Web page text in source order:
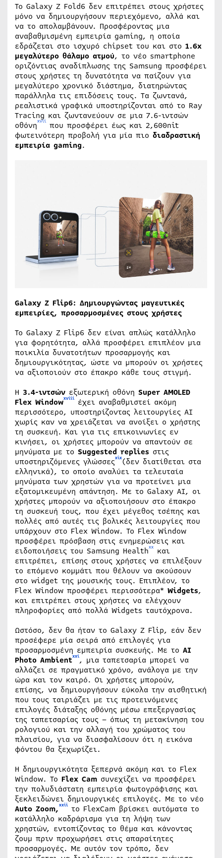
Το Galaxy Z Fold6 δεν επιτρέπει στους χρήστες
μόνο να δημιουργήσουν περιεχόμενο, αλλά και
να το απολαμβάνουν. Προσφέροντας μια
αναβαθμισμένη εμπειρία gaming, η οποία
εδράζεται στο ισχυρό chipset του και στο 1.6x
μεγαλύτερο θάλαμο ατμού, το νέο smartphone
οριζόντιας αναδίπλωσης της Samsung προσφέρει
στους χρήστες τη δυνατότητα να παίζουν για
μεγαλύτερο χρονικό διάστημα, διατηρώντας
παράλληλα τις επιδόσεις τους. Τα ζωντανά,
ρεαλιστικά γραφικά υποστηρίζονται από το Ray
Tracing και ζωντανεύουν σε μια 7.6-ιντσών
οθόνηxvii που προσφέρει έως και 2,600nit
φωτεινότερη προβολή για μία πιο διαδραστική
εμπειρία gaming.
Galaxy Z Flip6: Δημιουργώντας μαγευτικές
εμπειρίες, προσαρμοσμένες στους χρήστες
Το Galaxy Z Flip6 δεν είναι απλώς κατάλληλο
για φορητότητα, αλλά προσφέρει επιπλέον μια
ποικιλία δυνατοτήτων προσαρμογής και
δημιουργικότητας, ώστε να μπορούν οι χρήστες
να αξιοποιούν στο έπακρο κάθε τους στιγμή.
Η 3.4-ιντσών εξωτερική οθόνη Super AMOLED
Flex Windowxviii
έχει αναβαθμιστεί ακόμη
περισσότερο, υποστηρίζοντας λειτουργίες ΑΙ
χωρίς καν να χρειάζεται να ανοίξει ο χρήστης
τη συσκευή. Και για τις επικοινωνίες εν
κινήσει, οι χρήστες μπορούν να απαντούν σε
μηνύματα με το Suggested replies στις
υποστηριζόμενες γλώσσεςxix(δεν διατίθεται στα
ελληνικά), το οποίο αναλύει τα τελευταία
μηνύματα των χρηστών για να προτείνει μια
εξατομικευμένη απάντηση. Με το Galaxy AI, οι
χρήστες μπορούν να αξιοποιήσουν στο έπακρο
τη συσκευή τους, που έχει μέγεθος τσέπης και
πολλές από αυτές τις βολικές λειτουργίες που
υπάρχουν στο Flex Window. Το Flex Window
προσφέρει πρόσβαση στις ενημερώσεις και
ειδοποιήσεις του Samsung Healthxx
και
επιτρέπει, επίσης στους χρήστες να επιλέξουν
το επόμενο κομμάτι που θέλουν να ακούσουν
στο widget της μουσικής τους. Επιπλέον, το
Flex Window προσφέρει περισσότερα* Widgets,
και επιτρέπει στους χρήστες να ελέγχουν
πληροφορίες από πολλά Widgets ταυτόχρονα.
Ωστόσο, δεν θα ήταν το Galaxy Z Flip, εάν δεν
προσέφερε μία σειρά από επιλογές για
προσαρμοσμένη εμπειρία συσκευής. Με το AI
Photo Ambientxxi, μια ταπετσαρία μπορεί να
αλλάζει σε πραγματικό χρόνο, ανάλογα με την
ώρα και τον καιρό. Οι χρήστες μπορούν,
επίσης, να δημιουργήσουν εύκολα την αισθητική
που τους ταιριάζει με τις προτεινόμενες
επιλογές διάταξης οθόνης μέσω επεξεργασίας
της ταπετσαρίας τους – όπως τη μετακίνηση του
ρολογιού και την αλλαγή του χρώματος του
πλαισίου, για να διασφαλίσουν ότι η εικόνα
φόντου θα ξεχωρίζει.
Η δημιουργικότητα ξεπερνά ακόμη και το Flex
Window. Το Flex Cam συνεχίζει να προσφέρει
την πολυδιάστατη εμπειρία φωτογράφισης και
ξεκλειδώνει δημιουργικές επιλογές. Με το νέο
Auto Zoom,xxii το FlexCam βρίσκει αυτόματα το
κατάλληλο καδράρισμα για τη λήψη των
χρηστών, εντοπίζοντας το θέμα και κάνοντας
ζουμ πριν προχωρήσει στις απαραίτητες
προσαρμογές. Με αυτόν τον τρόπο, δεν